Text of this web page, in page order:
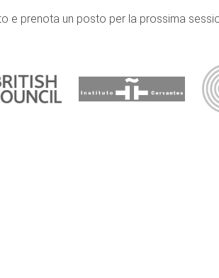
e prenota un posto per la prossima